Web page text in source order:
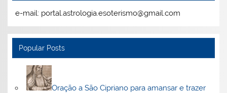
e-mail: portal.astrologia.esoterismo@gmail.com
Popular Posts
Oração a São Cipriano para amansar e trazer